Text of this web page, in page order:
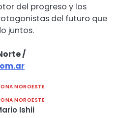
del progreso y los
del futuro que
juntos.
/
NOROESTE
NOROESTE
Ishii